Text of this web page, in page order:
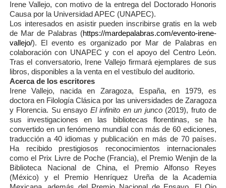
Irene Vallejo, con motivo de la entrega del Doctorado Honoris
Causa por la Universidad APEC (UNAPEC).
Los interesados en asistir pueden inscribirse gratis en la web
de Mar de Palabras (https://mardepalabras.com/evento-irene-
vallejo/). El evento es organizado por Mar de Palabras en
colaboración con UNAPEC y con el apoyo del Centro León.
Tras el conversatorio, Irene Vallejo firmará ejemplares de sus
libros, disponibles a la venta en el vestíbulo del auditorio.
Acerca de los escritores
Irene Vallejo, nacida en Zaragoza, España, en 1979, es
doctora en Filología Clásica por las universidades de Zaragoza
y Florencia. Su ensayo El infinito en un junco(2019), fruto de
sus investigaciones en las bibliotecas florentinas, se ha
convertido en un fenómeno mundial con más de 60 ediciones,
traducción a 40 idiomas y publicación en más de 70 países.
Ha recibido prestigiosos reconocimientos internacionales
como el Prix Livre de Poche (Francia), el Premio Wenjin de la
Biblioteca Nacional de China, el Premio Alfonso Reyes
(México) y el Premio Henríquez Ureña de la Academia